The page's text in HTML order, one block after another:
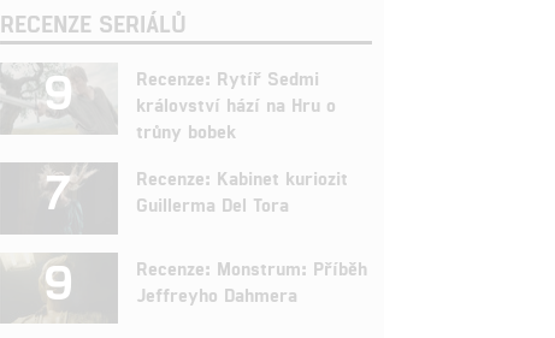
RECENZE SERIÁLŮ
9
Recenze: Rytíř Sedmi
království hází na Hru o
trůny bobek
7
Recenze: Kabinet kuriozit
Guillerma Del Tora
9
Recenze: Monstrum: Příběh
Jeffreyho Dahmera